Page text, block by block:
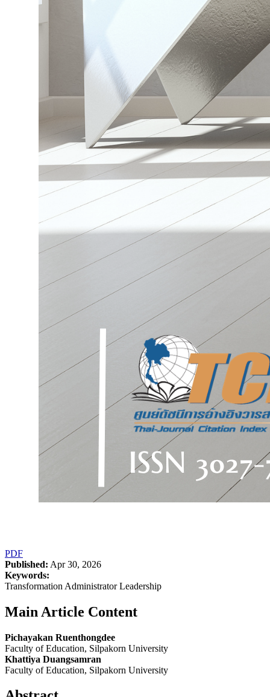
PDF
Published: Apr 30, 2026
Keywords:
Transformation Administrator Leadership
Main Article Content
Pichayakan Ruenthongdee
Faculty of Education, Silpakorn University
Khattiya Duangsamran
Faculty of Education, Silpakorn University